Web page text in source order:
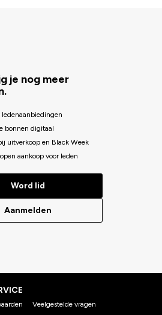
je nog meer
ledenaanbiedingen
bonnen digitaal
uitverkoop en Black Week
aankoop voor leden
Word lid
Aanmelden
Veelgestelde vragen